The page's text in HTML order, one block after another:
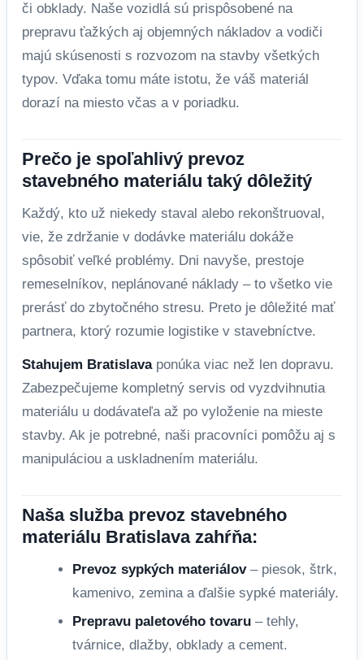
či obklady. Naše vozidlá sú prispôsobené na
prepravu ťažkých aj objemných nákladov a vodiči
majú skúsenosti s rozvozom na stavby všetkých
typov. Vďaka tomu máte istotu, že váš materiál
dorazí na miesto včas a v poriadku.
Prečo je spoľahlivý prevoz
stavebného materiálu taký dôležitý
Každý, kto už niekedy staval alebo rekonštruoval,
vie, že zdržanie v dodávke materiálu dokáže
spôsobiť veľké problémy. Dni navyše, prestoje
remeselníkov, neplánované náklady – to všetko vie
prerásť do zbytočného stresu. Preto je dôležité mať
partnera, ktorý rozumie logistike v stavebníctve.
Stahujem Bratislavaponúka viac než len dopravu.
Zabezpečujeme kompletný servis od vyzdvihnutia
materiálu u dodávateľa až po vyloženie na mieste
stavby. Ak je potrebné, naši pracovníci pomôžu aj s
manipuláciou a uskladnením materiálu.
Naša služba prevoz stavebného
materiálu Bratislava zahŕňa:
Prevoz sypkých materiálov– piesok, štrk,
kamenivo, zemina a ďalšie sypké materiály.
Prepravu paletového tovaru – tehly,
tvárnice, dlažby, obklady a cement.